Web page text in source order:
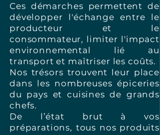
Ces démarches permettent de
développer l'échange entre le
producteur et le
consommateur, limiter l'impact
environnemental lié au
transport et maîtriser les coûts.
Nos trésors trouvent leur place
dans les nombreuses épiceries
du pays et cuisines de grands
chefs.
De l’état brut à vos
préparations, tous nos produits